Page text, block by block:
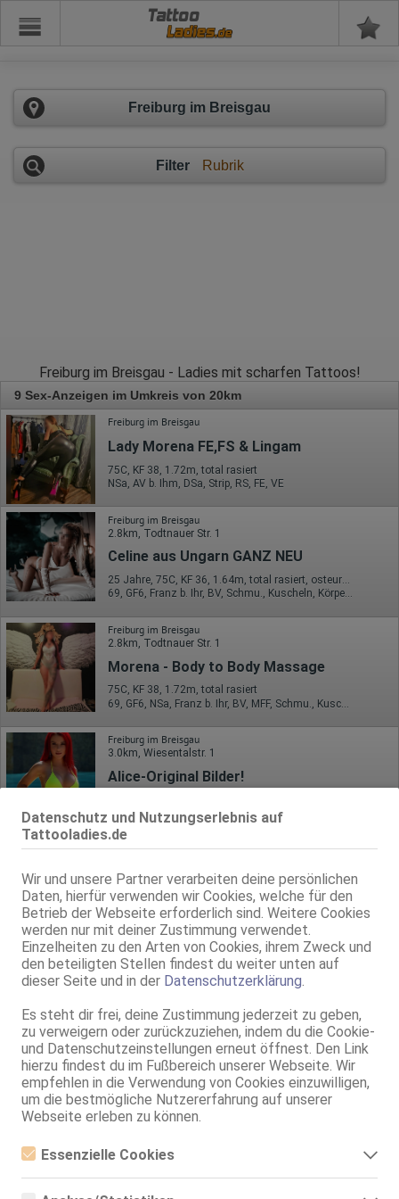
Datenschutz und Nutzungserlebnis auf
Tattooladies.de
Wir und unsere Partner verarbeiten deine persönlichen
Daten, hierfür verwenden wir Cookies, welche für den
Betrieb der Webseite erforderlich sind. Weitere Cookies
werden nur mit deiner Zustimmung verwendet.
Einzelheiten zu den Arten von Cookies, ihrem Zweck und
den beteiligten Stellen findest du weiter unten auf
dieser Seite und in der Datenschutzerklärung.
Es steht dir frei, deine Zustimmung jederzeit zu geben,
zu verweigern oder zurückzuziehen, indem du die Cookie-
und Datenschutzeinstellungen erneut öffnest. Den Link
hierzu findest du im Fußbereich unserer Webseite. Wir
empfehlen in die Verwendung von Cookies einzuwilligen,
um die bestmögliche Nutzererfahrung auf unserer
Webseite erleben zu können.
Essenzielle Cookies
Essenzielle Cookies sind alle notwendigen Cookies, die für den
Tattoo
Freiburg im Breisgau
Filter Rubrik
Freiburg im Breisgau - Ladies mit scharfen Tattoos!
9 Sex-Anzeigen im Umkreis von 20km
Freiburg im Breisgau
Lady Morena FE,FS & Lingam
75C, KF 38, 1.72m, total rasiert
NSa, AV b. Ihm, DSa, Strip, RS, FE, VE
Freiburg im Breisgau
2.8km, Todtnauer Str. 1
Celine aus Ungarn GANZ NEU
25 Jahre, 75C, KF 36, 1.64m, total rasiert, osteuropäisch
69, GF6, Franz b. Ihr, BV, Schmu., Kuscheln, Körperküs., DSa
Freiburg im Breisgau
2.8km, Todtnauer Str. 1
Morena - Body to Body Massage
75C, KF 38, 1.72m, total rasiert
Freiburg im Breisgau
3.0km, Wiesentalstr. 1
Alice-Original Bilder!
ZK, 69, DT, NSa, Franz b. Ihr, BV, MFF
Freiburg im Breisgau
Kloe - Villa Deluxe
Villa Deluxe
69, Franz b. Ihr, Körperküs., FE, Nylon
Freiburg im Breisgau
3.1km, Wiesentalstr. 15
Sexy Kloe - Villa Deluxe
Villa Deluxe
24 Jahre, 75B, KF 36, 1.66m, total rasiert, karibisch
69, Franz b. Ihr, Körperküs., FE, Nylon
Freiburg im Breisgau
3.1km, Wiesentalstr. 15
Villa Deluxe